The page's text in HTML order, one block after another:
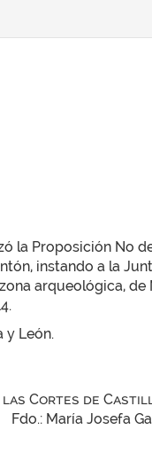
la Proposición No
instando a la
arqueológica, de
y León.
las Cortes de
Fdo.: María Josefa